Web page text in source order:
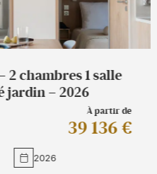
– 2 chambres 2 salles
West – 2025
À partir
63 900